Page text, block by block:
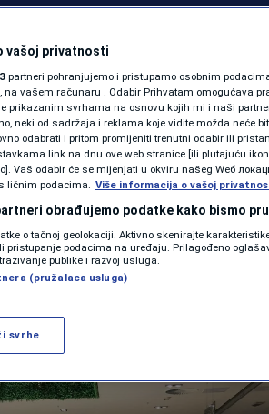
SHOWBIZ
PODCAST
N1 SPECIJAL
FENOMENI
NEISTRAŽENO
VIRALNO
za
u
VIJESTI 0 komentara
Više
vašoj privatnosti
partneri pohranjujemo i pristupamo osobnim
na vašem računaru . Odabir Prihvatam omogućava
prikazanim svrhama na osnovu kojih mi i naši
neki od sadržaja i reklama koje vidite možda neće
odabrati i pritom promijeniti trenutni odabir ili
link na dnu ove web stranice [ili plutajuću
Vaš odabir će se mijenjati u okviru našeg Wеб
ličnim podacima. Više informacija o vašoj
obrađujemo podatke kako bismo
o tačnoj geolokaciji. Aktivno skenirajte
pristupanje podacima na uređaju. Prilagođeno
publike i razvoj usluga.
(pružalaca usluga)
svrhe